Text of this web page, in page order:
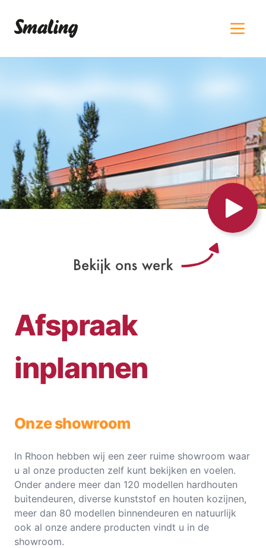
Afspraak
inplannen
Onze showroom
In Rhoon hebben wij een zeer ruime showroom waar
u al onze producten zelf kunt bekijken en voelen.
Onder andere meer dan 120 modellen hardhouten
buitendeuren, diverse kunststof en houten kozijnen,
meer dan 80 modellen binnendeuren en natuurlijk
ook al onze andere producten vindt u in de
showroom.